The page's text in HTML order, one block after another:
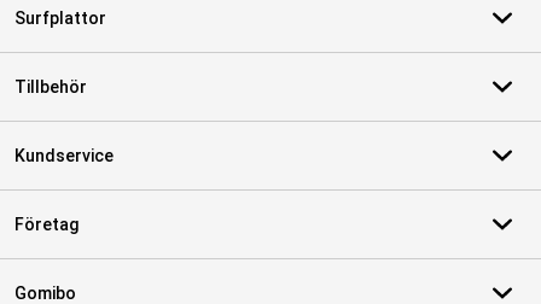
Surfplattor
Tillbehör
Kundservice
Företag
Gomibo